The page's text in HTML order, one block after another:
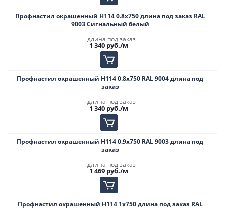
Профнастил окрашенный Н114 0.8х750 длина под заказ RAL
9003 Сигнальный белый
длина под заказ
1 340 руб./м
Профнастил окрашенный Н114 0.8х750 RAL 9004 длина под
заказ
длина под заказ
1 340 руб./м
Профнастил окрашенный Н114 0.9х750 RAL 9003 длина под
заказ
длина под заказ
1 469 руб./м
Профнастил окрашенный Н114 1х750 длина под заказ RAL